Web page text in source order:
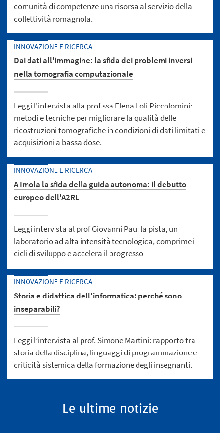
comunità di competenze una risorsa al servizio della
collettività romagnola.
INNOVAZIONE E RICERCA
Dai dati all'immagine: la sfida dei problemi inversi
nella tomografia computazionale
Leggi l'intervista alla prof.ssa Elena Loli Piccolomini:
metodi e tecniche per migliorare la qualità delle
ricostruzioni tomografiche in condizioni di dati limitati e
acquisizioni a bassa dose.
INNOVAZIONE E RICERCA
A Imola la sfida della guida autonoma: il debutto
europeo dell'A2RL
Leggi intervista al prof Giovanni Pau: la pista, un
laboratorio ad alta intensità tecnologica, comprime i
cicli di sviluppo e accelera il progresso
INNOVAZIONE E RICERCA
Storia e didattica dell'informatica: perché sono
inseparabili?
Leggi l’intervista al prof. Simone Martini: rapporto tra
storia della disciplina, linguaggi di programmazione e
criticità sistemica della formazione degli insegnanti.
Le ultime notizie